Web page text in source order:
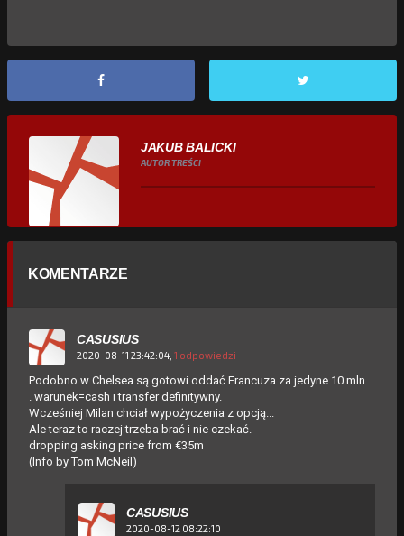
JAKUB BALICKI
AUTOR TREŚCI
KOMENTARZE
CASUSIUS
2020-08-11 23:42:04, 1 odpowiedzi
Podobno w Chelsea są gotowi oddać Francuza za jedyne 10 mln. .
. warunek=cash i transfer definitywny.
Wcześniej Milan chciał wypożyczenia z opcją...
Ale teraz to raczej trzeba brać i nie czekać.
dropping asking price from €35m
(Info by Tom McNeil)
CASUSIUS
2020-08-12 08:22:10